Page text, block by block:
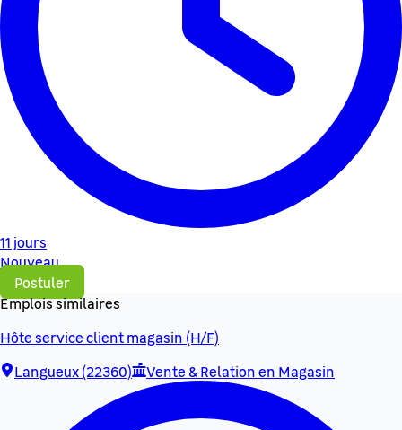
11 jours
Nouveau
Postuler
Emplois similaires
Hôte service client magasin (H/F)
Langueux (22360)
Vente & Relation en Magasin